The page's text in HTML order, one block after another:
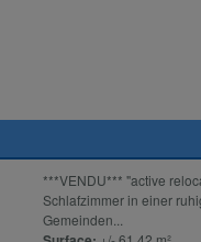
***VENDU*** "active
Schlafzimmer in einer
Gemeinden...